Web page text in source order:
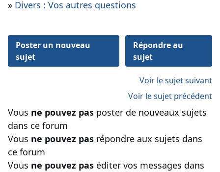
» Divers : Vos autres questions
Poster un nouveau
sujet
Répondre au
sujet
Voir le sujet suivant
Voir le sujet précédent
Vous ne pouvez pas poster de nouveaux sujets
dans ce forum
Vous ne pouvez pas répondre aux sujets dans
ce forum
Vous ne pouvez pas éditer vos messages dans